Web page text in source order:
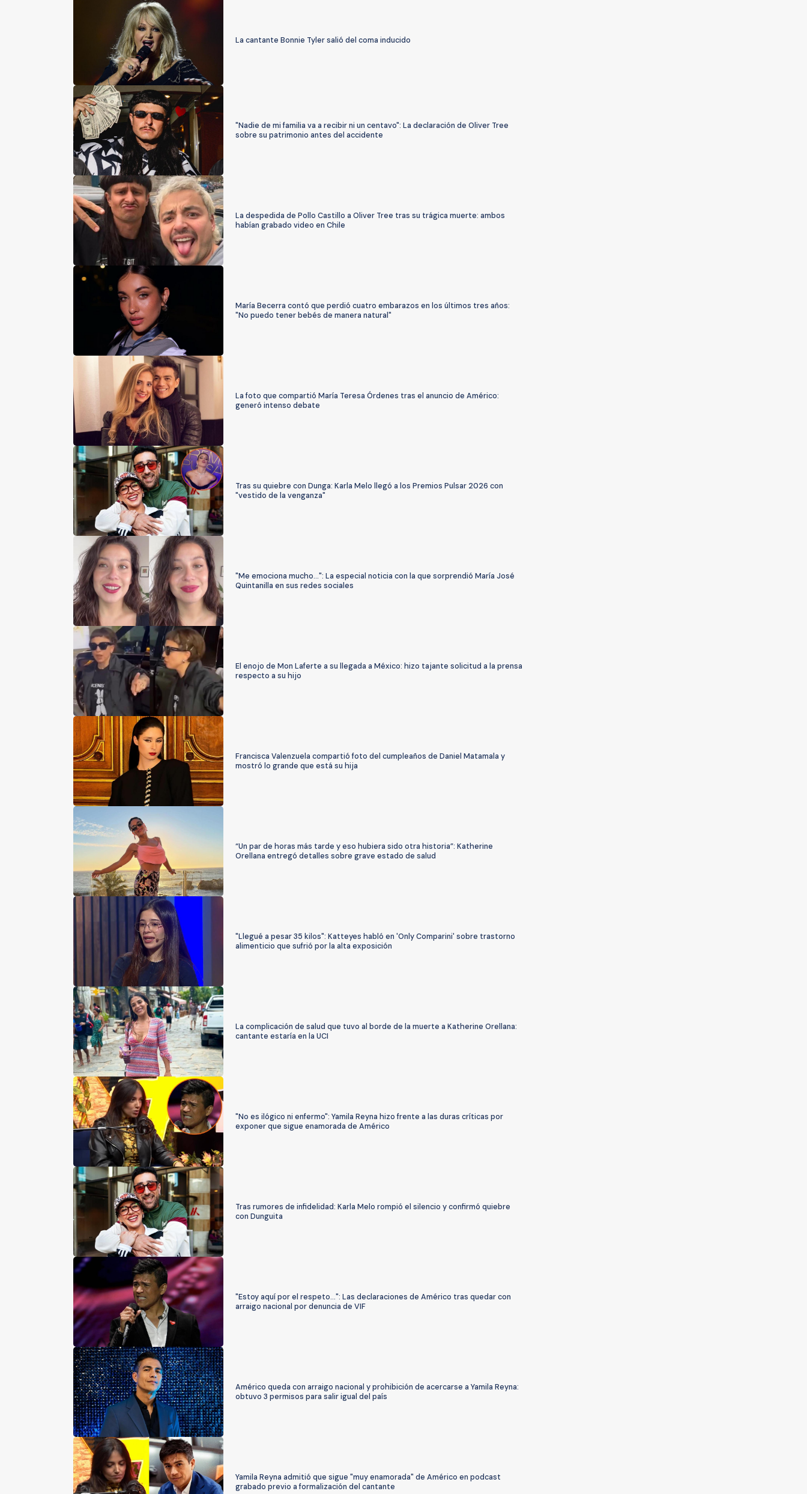
La cantante Bonnie Tyler salió del coma inducido
"Nadie de mi familia va a recibir ni un centavo": La declaración de Oliver Tree
sobre su patrimonio antes del accidente
La despedida de Pollo Castillo a Oliver Tree tras su trágica muerte: ambos
habían grabado video en Chile
María Becerra contó que perdió cuatro embarazos en los últimos tres años:
"No puedo tener bebés de manera natural"
La foto que compartió María Teresa Órdenes tras el anuncio de Américo:
generó intenso debate
Tras su quiebre con Dunga: Karla Melo llegó a los Premios Pulsar 2026 con
"vestido de la venganza"
"Me emociona mucho…": La especial noticia con la que sorprendió María José
Quintanilla en sus redes sociales
El enojo de Mon Laferte a su llegada a México: hizo tajante solicitud a la prensa
respecto a su hijo
Francisca Valenzuela compartió foto del cumpleaños de Daniel Matamala y
mostró lo grande que está su hija
“Un par de horas más tarde y eso hubiera sido otra historia”: Katherine
Orellana entregó detalles sobre grave estado de salud
"Llegué a pesar 35 kilos": Katteyes habló en 'Only Comparini' sobre trastorno
alimenticio que sufrió por la alta exposición
La complicación de salud que tuvo al borde de la muerte a Katherine Orellana:
cantante estaría en la UCI
"No es ilógico ni enfermo": Yamila Reyna hizo frente a las duras críticas por
exponer que sigue enamorada de Américo
Tras rumores de infidelidad: Karla Melo rompió el silencio y confirmó quiebre
con Dunguita
"Estoy aquí por el respeto...": Las declaraciones de Américo tras quedar con
arraigo nacional por denuncia de VIF
Américo queda con arraigo nacional y prohibición de acercarse a Yamila Reyna:
obtuvo 3 permisos para salir igual del país
Yamila Reyna admitió que sigue "muy enamorada" de Américo en podcast
grabado previo a formalización del cantante